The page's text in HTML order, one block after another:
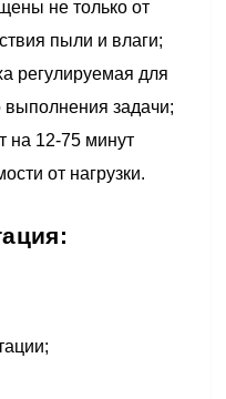
не только от
пыли и влаги;
регулируемая для
выполнения задачи;
на 12-75 минут
от нагрузки.